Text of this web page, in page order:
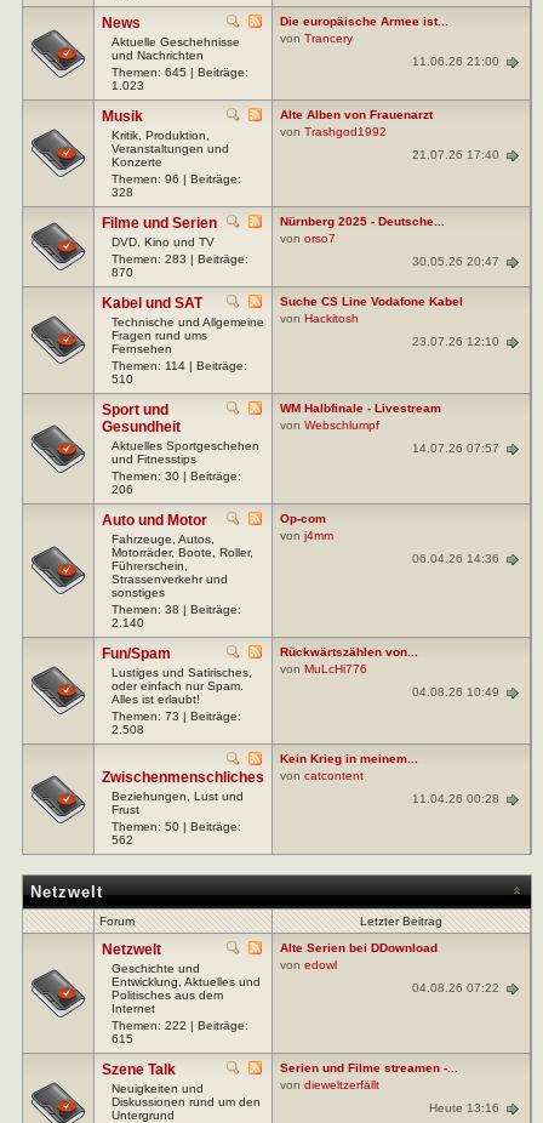
News
Aktuelle Geschehnisse
und Nachrichten
Themen: 645 | Beiträge:
1.023
Die europäische Armee ist...
von Trancery
11.06.26 21:00
Musik
Kritik, Produktion,
Veranstaltungen und
Konzerte
Themen: 96 | Beiträge:
328
Alte Alben von Frauenarzt
von Trashgod1992
21.07.26 17:40
Filme und Serien
DVD, Kino und TV
Themen: 283 | Beiträge:
870
Nürnberg 2025 - Deutsche...
von orso7
30.05.26 20:47
Kabel und SAT
Technische und Allgemeine
Fragen rund ums
Fernsehen
Themen: 114 | Beiträge:
510
Suche CS Line Vodafone Kabel
von Hackitosh
23.07.26 12:10
Sport und
Gesundheit
Aktuelles Sportgeschehen
und Fitnesstips
Themen: 30 | Beiträge:
206
WM Halbfinale - Livestream
von Webschlumpf
14.07.26 07:57
Auto und Motor
Fahrzeuge, Autos,
Motorräder, Boote, Roller,
Führerschein,
Strassenverkehr und
sonstiges
Themen: 38 | Beiträge:
2.140
Op-com
von j4mm
06.04.26 14:36
Fun/Spam
Lustiges und Satirisches,
oder einfach nur Spam.
Alles ist erlaubt!
Themen: 73 | Beiträge:
2.508
Rückwärtszählen von...
von MuLcHi776
04.08.26 10:49
Zwischenmenschliches
Beziehungen, Lust und
Frust
Themen: 50 | Beiträge:
562
Kein Krieg in meinem...
von catcontent
11.04.26 00:28
Netzwelt
Forum Letzter Beitrag
Netzwelt
Geschichte und
Entwicklung, Aktuelles und
Politisches aus dem
Internet
Themen: 222 | Beiträge:
615
Alte Serien bei DDownload
von edowl
04.08.26 07:22
Szene Talk
Neuigkeiten und
Diskussionen rund um den
Untergrund
Serien und Filme streamen -...
von dieweltzerfällt
Heute 13:16